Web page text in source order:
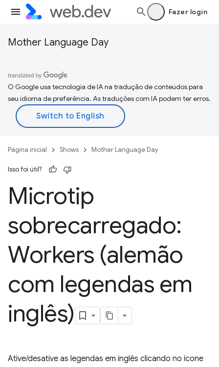
Fazer login
Mother Language Day
O Google usa tecnologia de IA na tradução de conteúdos para
seu idioma de preferência. As traduções com IA podem ter erros.
Página inicial Shows Mother Language Day
Isso foi útil?
Microtip
sobrecarregado:
Workers (alemão
com legendas em
inglês)
Ative/desative as legendas em inglês clicando no ícone